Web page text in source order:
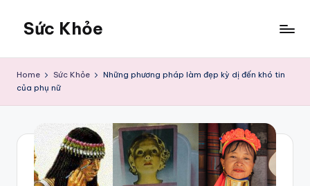
content
Sức Khỏe
Home Sức Khỏe
Những phương pháp làm đẹp kỳ dị đến khó tin
của phụ nữ